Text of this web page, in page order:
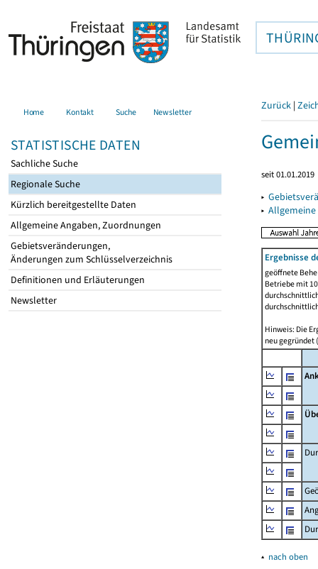
Home Kontakt Suche Newsletter
STATISTISCHE DATEN
Sachliche Suche
Regionale Suche
Kürzlich bereitgestellte Daten
Allgemeine Angaben, Zuordnungen
Gebietsveränderungen,
Änderungen zum Schlüsselverzeichnis
Definitionen und Erläuterungen
Newsletter
Zurück |
seit 01.01.2019
▸
▸
Ergebnisse
geöffnete
Betriebe mit
Hinweis: Die
neu gegründet
▴ nach oben